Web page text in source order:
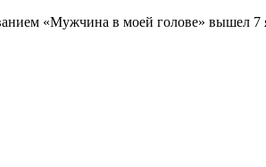
«Мужчина в моей голове» вышел 7